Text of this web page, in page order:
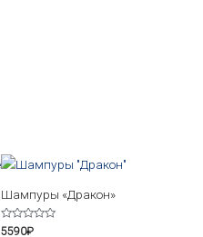
Шампуры «Дракон»
Оценка
5590₽